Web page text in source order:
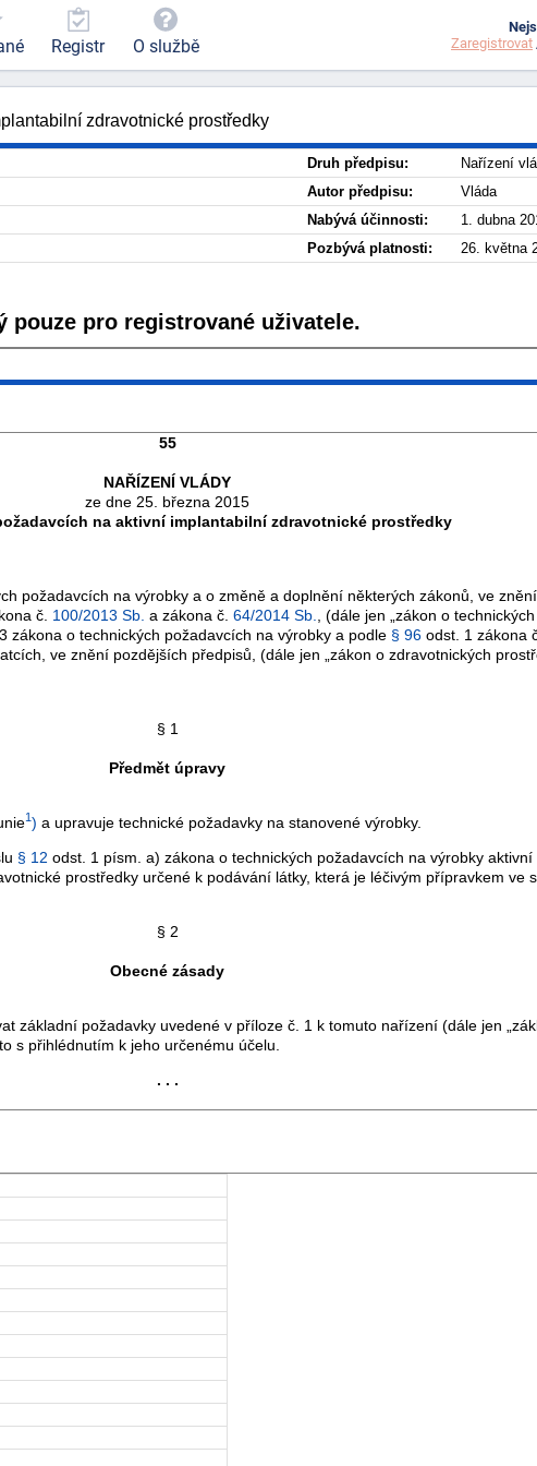
zdravotnické prostředky
Druh předpisu:
Nařízení
Autor předpisu:
Vláda
Nabývá účinnosti:
1. dubna
Pozbývá platnosti: 26. května
pro registrované uživatele.
55
NAŘÍZENÍ VLÁDY
ze dne 25. března 2015
na aktivní implantabilní zdravotnické prostředky
požadavcích na výrobky a o změně a doplnění některých zákonů, ve
č. 100/2013 Sb. a zákona č. 64/2014 Sb.
, (dále jen „zákon o
zákona o technických požadavcích na výrobky a podle § 96 odst. 1 zákona
ve znění pozdějších předpisů, (dále jen „zákon o zdravotnických
§ 1
Předmět úpravy
1 ) a upravuje technické požadavky na stanovené výrobky.
§ 12 odst. 1 písm. a) zákona o technických požadavcích na výrobky
prostředky určené k podávání látky, která je léčivým přípravkem ve
§ 2
Obecné zásady
požadavky uvedené v příloze č. 1 k tomuto nařízení (dále jen
s přihlédnutím k jeho určenému účelu.
. . .
Registr O službě
Zaregistrovat